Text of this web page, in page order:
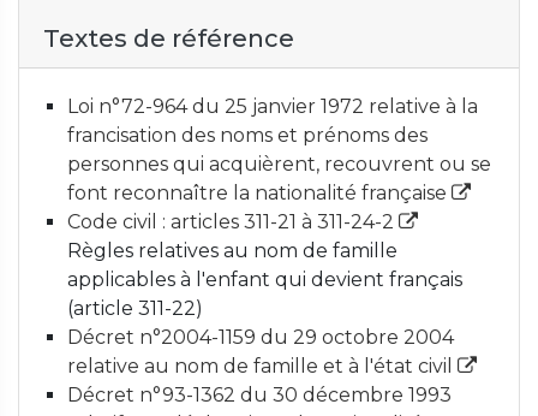
Textes de référence
Loi n°72-964 du 25 janvier 1972 relative à la
francisation des noms et prénoms des
personnes qui acquièrent, recouvrent ou se
font reconnaître la nationalité française
Code civil : articles 311-21 à 311-24-2
Règles relatives au nom de famille
applicables à l'enfant qui devient français
(article 311-22)
Décret n°2004-1159 du 29 octobre 2004
relative au nom de famille et à l'état civil
Décret n°93-1362 du 30 décembre 1993